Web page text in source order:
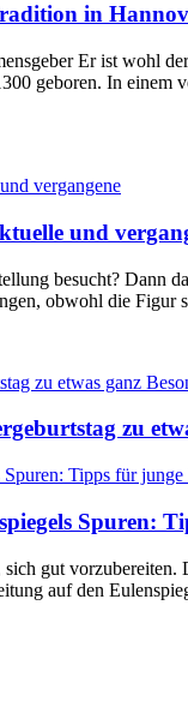
in
Er ist wohl
geboren. In
und
besucht? Dann
obwohl die Figur
zu
Spuren:
gut
auf den